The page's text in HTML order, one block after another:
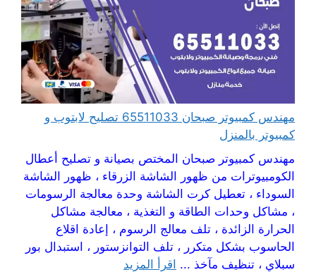
مهندس كمبيوتر صبحان 65511033 تصليح لابتوب و
كمبيوتر بالمنزل
مهندس كمبيوتر صبحان المختص بصيانة و تصليح أعطال
الكومبيوترات من ظهور الشاشة الزرقاء ، ظهور الشاشة
السوداء ، تعطيل كرت الشاشة وحدة معالجة الرسومات
، مشاكل وحدات الطاقة و التغذية ، معالجة مشاكل
الحرارة الزائدة ، تلف معالج الرسوم ، إعادة اقلاع
الحاسوب بشكل متكرر ، تلف التوانزستور ، استبدال بور
سبلاي ، تنظيف مآخذ ... اقرأ المزيد